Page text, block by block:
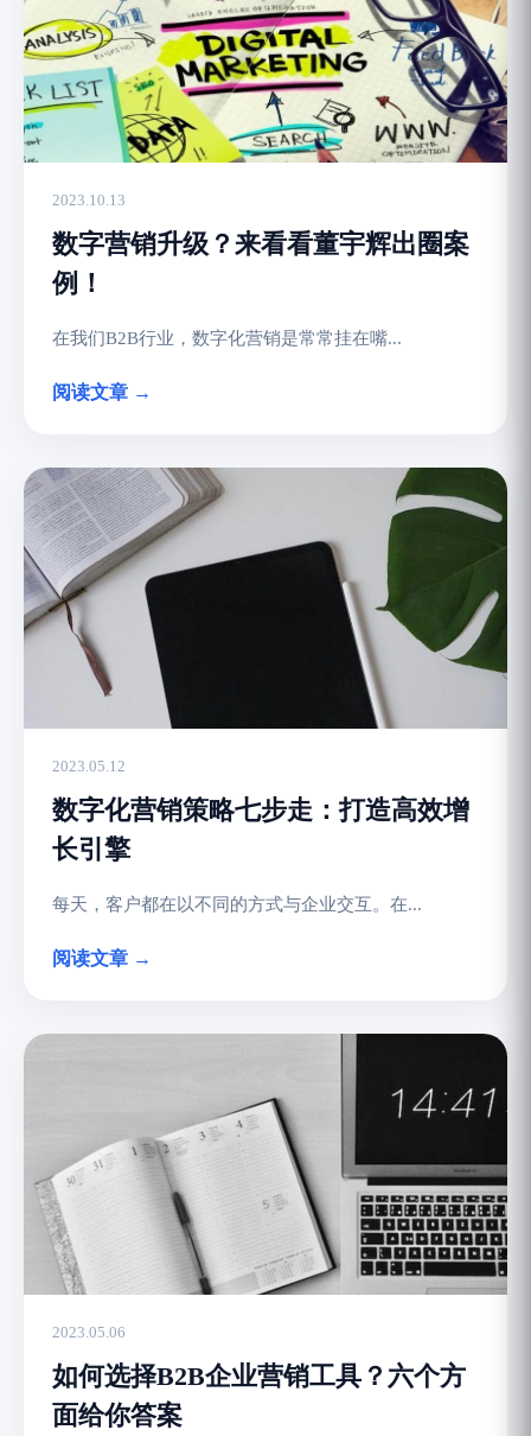
2023.10.13
数字营销升级？来看看董宇辉出圈案
例！
在我们B2B行业，数字化营销是常常挂在嘴...
阅读文章 →
2023.05.12
数字化营销策略七步走：打造高效增
长引擎
每天，客户都在以不同的方式与企业交互。在...
阅读文章 →
2023.05.06
如何选择B2B企业营销工具？六个方
面给你答案